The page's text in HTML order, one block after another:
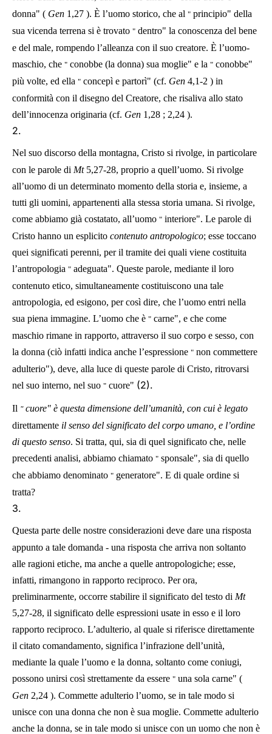
donna" ( Gen 1,27 ). È l’uomo storico, che al " principio" della
sua vicenda terrena si è trovato " dentro" la conoscenza del bene
e del male, rompendo l’alleanza con il suo creatore. È l’uomo-
maschio, che " conobbe (la donna) sua moglie" e la " conobbe"
più volte, ed ella " concepì e partorì" (cf. Gen 4,1-2 ) in
conformità con il disegno del Creatore, che risaliva allo stato
dell’innocenza originaria (cf. Gen 1,28 ; 2,24 ).
2.
Nel suo discorso della montagna, Cristo si rivolge, in particolare
con le parole di Mt5,27-28, proprio a quell’uomo. Si rivolge
all’uomo di un determinato momento della storia e, insieme, a
tutti gli uomini, appartenenti alla stessa storia umana. Si rivolge,
come abbiamo già costatato, all’uomo " interiore". Le parole di
Cristo hanno un esplicito contenuto antropologico; esse toccano
quei significati perenni, per il tramite dei quali viene costituita
l’antropologia " adeguata". Queste parole, mediante il loro
contenuto etico, simultaneamente costituiscono una tale
antropologia, ed esigono, per così dire, che l’uomo entri nella
sua piena immagine. L’uomo che è " carne", e che come
maschio rimane in rapporto, attraverso il suo corpo e sesso, con
la donna (ciò infatti indica anche l’espressione " non commettere
adulterio"), deve, alla luce di queste parole di Cristo, ritrovarsi
nel suo interno, nel suo " cuore" (2).
Il " cuore" è questa dimensione dell’umanità, con cui è legato
direttamente il senso del significato del corpo umano, e l’ordine
di questo senso. Si tratta, qui, sia di quel significato che, nelle
precedenti analisi, abbiamo chiamato " sponsale", sia di quello
che abbiamo denominato " generatore". E di quale ordine si
tratta?
3.
Questa parte delle nostre considerazioni deve dare una risposta
appunto a tale domanda - una risposta che arriva non soltanto
alle ragioni etiche, ma anche a quelle antropologiche; esse,
infatti, rimangono in rapporto reciproco. Per ora,
preliminarmente, occorre stabilire il significato del testo di Mt
5,27-28, il significato delle espressioni usate in esso e il loro
rapporto reciproco. L’adulterio, al quale si riferisce direttamente
il citato comandamento, significa l’infrazione dell’unità,
mediante la quale l’uomo e la donna, soltanto come coniugi,
possono unirsi così strettamente da essere " una sola carne" (
Gen 2,24 ). Commette adulterio l’uomo, se in tale modo si
unisce con una donna che non è sua moglie. Commette adulterio
anche la donna, se in tale modo si unisce con un uomo che non è